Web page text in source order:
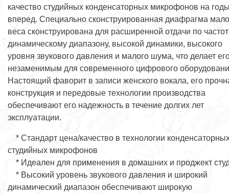
качество студийных конденсаторных микрофонов на
вперед. Специально сконструированная диафрагма
веса сконструирована для расширенной отдачи по
динамическому диапазону, высокой динамики, высокого
уровня звукового давления и малого шума, что делает
незаменимым для современного цифрового
Настоящий фаворит в записи женского вокала, его
конструкция и передовые технологии производства
обеспечивают его надежность в течение долгих лет
эксплуатации.
* Стандарт цена/качество в технологии
студийных микрофонов
* Идеален для применения в домашних и проджект
* Высокий уровень звукового давления и широкий
динамический диапазон обеспечивают широкую